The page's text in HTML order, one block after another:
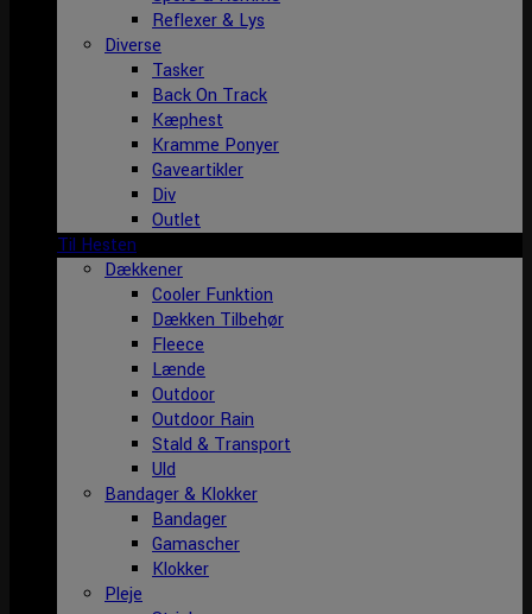
Reflexer & Lys
Diverse
Tasker
Back On Track
Kæphest
Kramme Ponyer
Gaveartikler
Div
Outlet
Til Hesten
Dækkener
Cooler Funktion
Dækken Tilbehør
Fleece
Lænde
Outdoor
Outdoor Rain
Stald & Transport
Uld
Bandager & Klokker
Bandager
Gamascher
Klokker
Pleje